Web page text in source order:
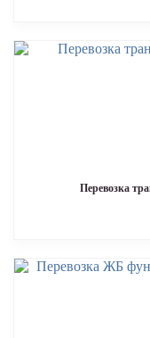
Перевозка